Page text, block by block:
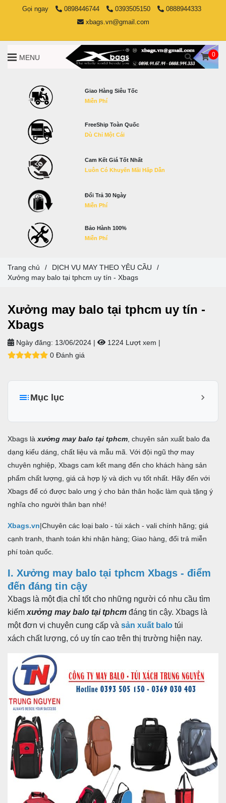
Xưởng may balo tại tphcm uy tín -
Xbags
Ngày đăng: 13/06/2024 | 1224 Lượt xem |
0 Đánh giá
Mục lục
I. Xưởng may balo tại tphcm Xbags - điểm đến đáng tin
1. Đội ngũ thợ may tay nghề cao
2. Sử dụng vật liệu chất lượng
3. Dịch vụ tư vấn nhiệt tình và chuyên nghiệp
4. Giao hàng nhanh chóng và đúng hẹn
II. Dịch vụ cung cấp tại xưởng may balo tại TPHCM Xbags
1. Thiết kế và may balo theo yêu cầu
2. Sản xuất balo số lượng lớn
3. Sửa chữa, bảo dưỡng balo
5. Gia công và may balo theo mẫu
III. Lợi ích khi đến xưởng may balo tại TPHCM
1. Đảm bảo chất lượng sản phẩm
2. Giá cả cạnh tranh
3. Tối ưu hóa
4. Sự đa dạng mẫu mã
5. Bảo hành và đổi trả
+ Mua lẻ hoặc làm Nhà phân phối/Đại lý bán hàng nhãn
hiệu TN Bags & Xbags:
[Hỗ trợ in Logo/thông tin khách hàng lên Sản phẩm chỉ từ
5 cái]
+ May Balo–Túi xách–Đồng phục theo yêu cầu:
Xbags là xưởng may balo tại tphcm , chuyên sản xuất balo đa
dạng kiểu dáng, chất liệu và mẫu mã. Với đội ngũ thợ may
chuyên nghiệp, Xbags cam kết mang đến cho khách hàng sản
phẩm chất lượng, giá cả hợp lý và dịch vụ tốt nhất. Hãy đến với
Xbags để có được balo ưng ý cho bản thân hoặc làm quà tặng ý
nghĩa cho người thân bạn nhé!
Xbags.vn|Chuyên các loại balo - túi xách - vali chính hãng; giá
cạnh tranh, thanh toán khi nhận hàng; Giao hàng, đổi trả miễn
phí toàn quốc.
I. Xưởng may balo tại tphcm Xbags - điểm
đến đáng tin cậy
Xbags là một địa chỉ tốt cho những người có nhu cầu tìm
kiếm xưởng may balo tại tphcm đáng tin cậy. Xbags là
một đơn vị chuyên cung cấp và sản xuất balo túi
xách chất lượng, có uy tín cao trên thị trường hiện nay.
Trang chủ / DỊCH VỤ MAY THEO YÊU CẦU
/
Xưởng may balo tại tphcm uy tín - Xbags
Gọi ngay 0898446744 0393505150
0888944333
xbags.vn@gmail.com
MENU 0
Giao Hàng Siêu Tốc
Miễn Phí
FreeShip Toàn Quốc
Dù Chỉ Một Cái
Cam Kết Giá Tốt Nhất
Luôn Có Khuyến Mãi Hấp Dẫn
Đổi Trả 30 Ngày
Miễn Phí
Bảo Hành 100%
Miễn Phí